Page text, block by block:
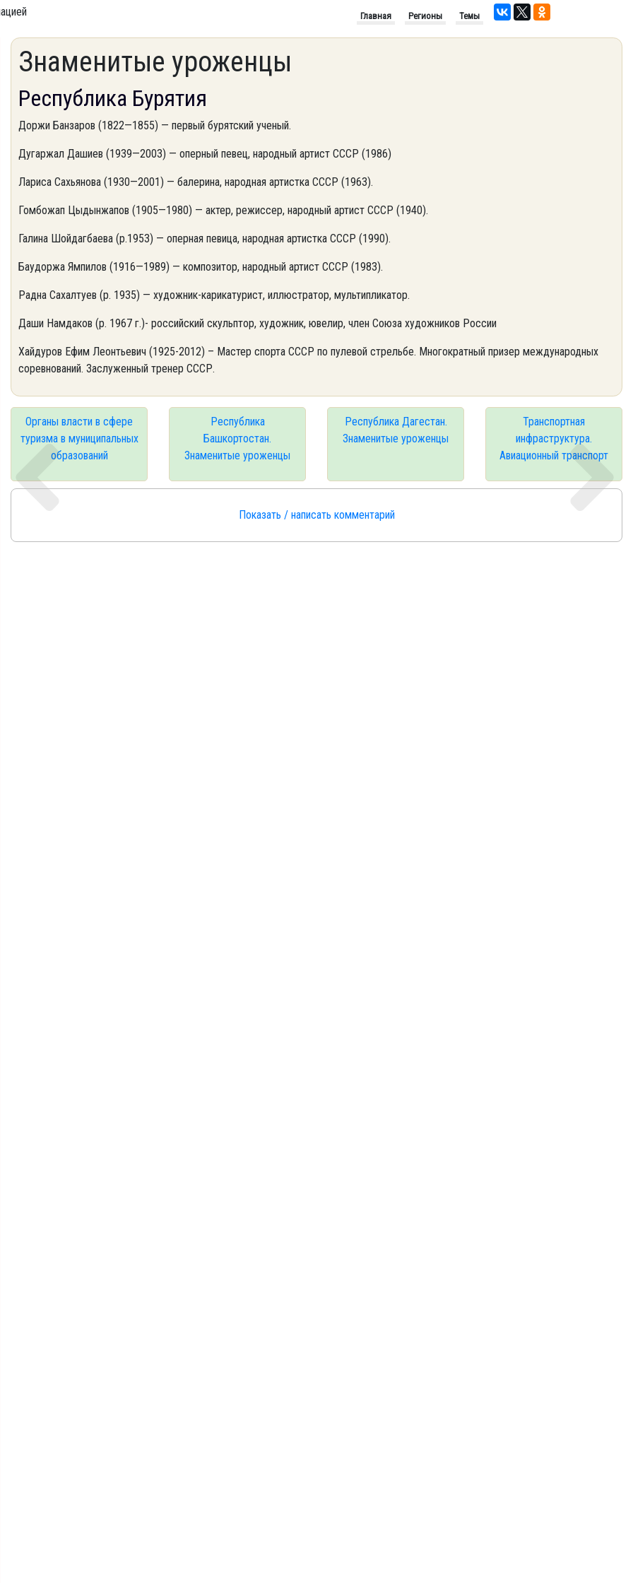
Главная Регионы Темы
Знаменитые уроженцы
Республика Бурятия
Доржи Банзаров (1822—1855) — первый бурятский ученый.
Дугаржал Дашиев (1939—2003) — оперный певец, народный артист СССР (1986)
Лариса Сахьянова (1930—2001) — балерина, народная артистка СССР (1963).
Гомбожап Цыдынжапов (1905—1980) — актер, режиссер, народный артист СССР (1940).
Галина Шойдагбаева (р.1953) — оперная певица, народная артистка СССР (1990).
Баудоржа Ямпилов (1916—1989) — композитор, народный артист СССР (1983).
Радна Сахалтуев (р. 1935) — художник-карикатурист, иллюстратор, мультипликатор.
Даши Намдаков (р. 1967 г.)- российский скульптор, художник, ювелир, член Союза художников России
Хайдуров Ефим Леонтьевич (1925-2012) – Мастер спорта СССР по пулевой стрельбе. Многократный призер международных
соревнований. Заслуженный тренер СССР.
Органы власти в сфере
туризма в муниципальных
образований
Республика
Башкортостан.
Знаменитые уроженцы
Республика Дагестан.
Знаменитые уроженцы
Транспортная
инфраструктура.
Авиационный транспорт
Показать / написать комментарий